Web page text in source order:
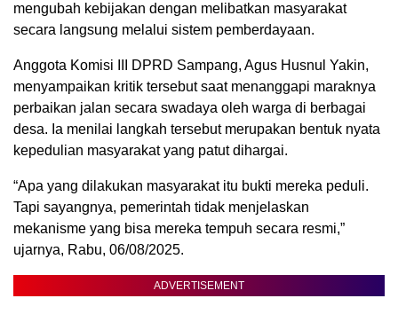
mengubah kebijakan dengan melibatkan masyarakat
secara langsung melalui sistem pemberdayaan.
Anggota Komisi III DPRD Sampang, Agus Husnul Yakin,
menyampaikan kritik tersebut saat menanggapi maraknya
perbaikan jalan secara swadaya oleh warga di berbagai
desa. Ia menilai langkah tersebut merupakan bentuk nyata
kepedulian masyarakat yang patut dihargai.
“Apa yang dilakukan masyarakat itu bukti mereka peduli.
Tapi sayangnya, pemerintah tidak menjelaskan
mekanisme yang bisa mereka tempuh secara resmi,”
ujarnya, Rabu, 06/08/2025.
ADVERTISEMENT